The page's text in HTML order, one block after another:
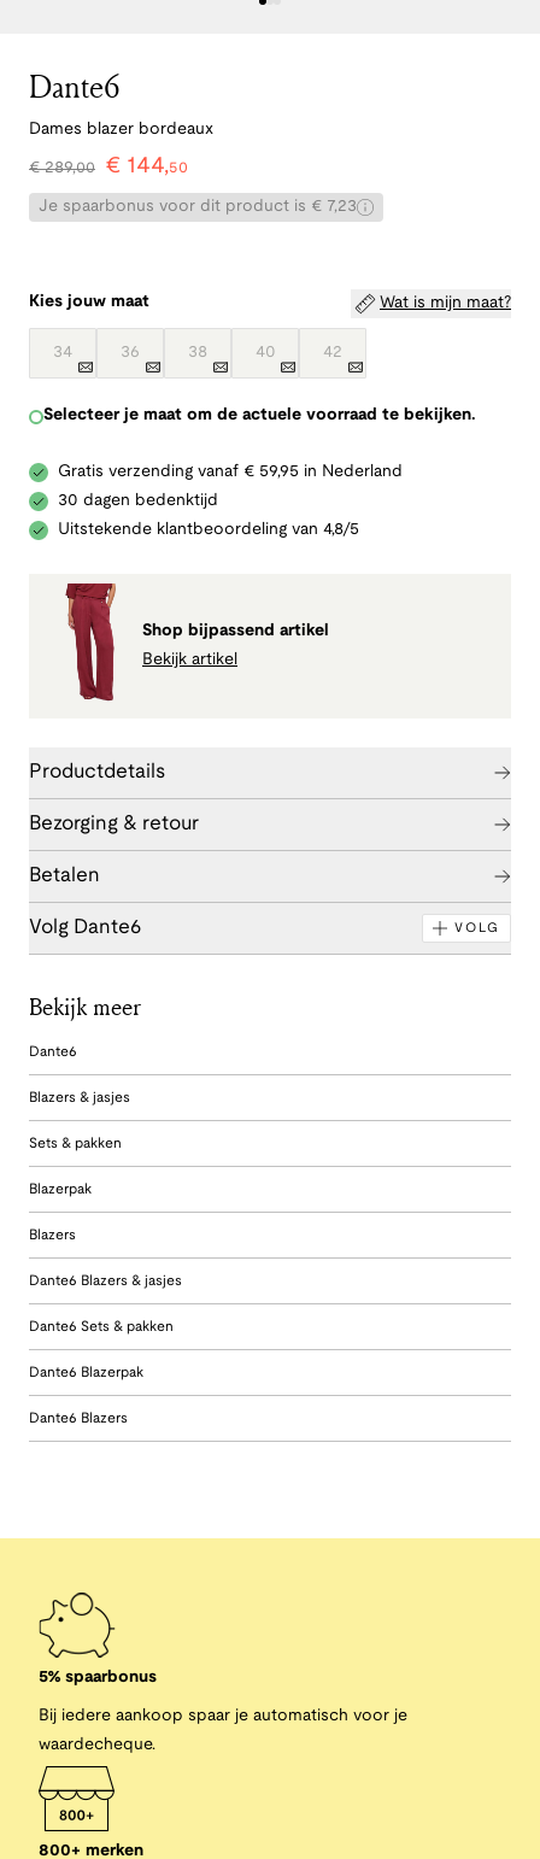
Dante6
Dames blazer bordeaux
€289,00 € 144,50
Je spaarbonus voor dit product is € 7,23
Kies jouw maat Wat is mijn maat?
34 36 38 40 42
Selecteer je maat om de actuele voorraad te bekijken.
Gratis verzending vanaf € 59,95 in Nederland
30 dagen bedenktijd
Uitstekende klantbeoordeling van 4,8/5
Shop bijpassend artikel
Bekijk artikel
Productdetails
Bezorging & retour
Betalen
Volg Dante6 VOLG
Bekijk meer
Dante6
Blazers & jasjes
Sets & pakken
Blazerpak
Blazers
Dante6 Blazers & jasjes
Dante6 Sets & pakken
Dante6 Blazerpak
Dante6 Blazers
5% spaarbonus
Bij iedere aankoop spaar je automatisch voor je
waardecheque.
800+ merken